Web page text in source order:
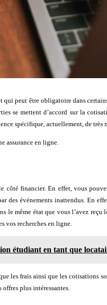
peut être obligatoire dans
se mettent d’accord sur la
spécifique, actuellement, de très
assurance en ligne.
côté financier. En effet, vous
des événements inattendus.
le même état que vous l’avez
vos recherches en ligne.
étudiant en tant que
les frais ainsi que les
plus intéressantes.